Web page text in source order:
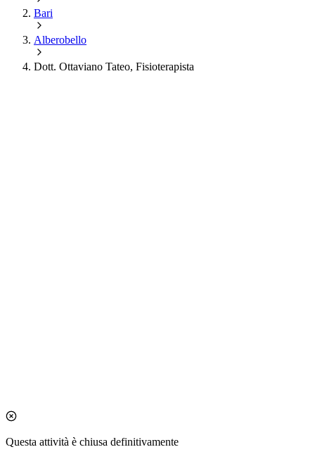
Bari
Alberobello
Dott. Ottaviano Tateo, Fisioterapista
Questa attività è chiusa definitivamente